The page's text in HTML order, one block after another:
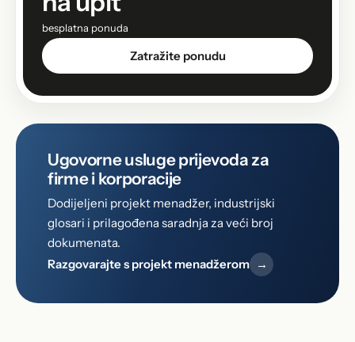
besplatna ponuda
Zatražite ponudu
Ugovorne usluge prijevoda za
firme i korporacije
Dodijeljeni projekt menadžer, industrijski
glosari i prilagođena saradnja za veći broj
dokumenata.
Razgovarajte s projekt menadžerom →